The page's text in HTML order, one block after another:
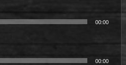
00:00
00:00